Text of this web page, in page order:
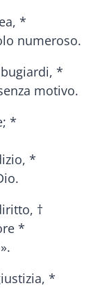
*
numeroso.
*
motivo.
*
*
†
*
*